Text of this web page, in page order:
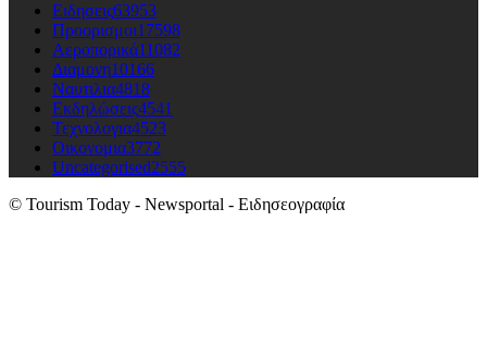
Ειδησεις63953
Προορισμοι17598
Αεροπορικά11082
Διαμονη10166
Ναυτιλια4818
Εκδηλώσεις4541
Τεχνολογια4523
Οικονομια3772
Uncategorised2555
© Tourism Today - Newsportal - Ειδησεογραφία